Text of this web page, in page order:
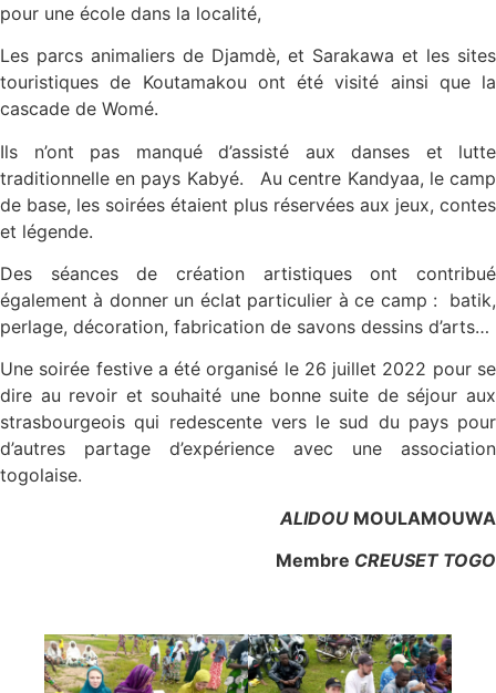
pour une école dans la localité,
Les parcs animaliers de Djamdè, et Sarakawa et les sites
touristiques de Koutamakou ont été visité ainsi que la
cascade de Womé.
Ils n’ont pas manqué d’assisté aux danses et lutte
traditionnelle en pays Kabyé. Au centre Kandyaa, le camp
de base, les soirées étaient plus réservées aux jeux, contes
et légende.
Des séances de création artistiques ont contribué
également à donner un éclat particulier à ce camp : batik,
perlage, décoration, fabrication de savons dessins d’arts…
Une soirée festive a été organisé le 26 juillet 2022 pour se
dire au revoir et souhaité une bonne suite de séjour aux
strasbourgeois qui redescente vers le sud du pays pour
d’autres partage d’expérience avec une association
togolaise.
ALIDOU MOULAMOUWA
Membre CREUSET TOGO